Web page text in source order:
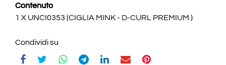
Contenuto
1 X UNCI0353 (CIGLIA MINK - D-CURL PREMIUM )
Condividi su